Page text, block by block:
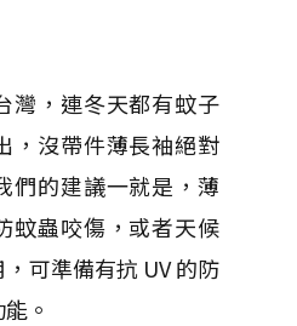
灣，連冬天都有蚊子
，沒帶件薄長袖絕對
們的建議一就是，薄
蚊蟲咬傷，或者天候
可準備有抗 UV 的防
。